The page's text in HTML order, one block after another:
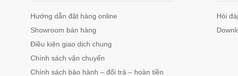
Hướng dẫn đặt hàng online
Showroom bán hàng
Điều kiện giao dịch chung
Chính sách vận chuyển
Chính sách bảo hành – đổi trả – hoàn tiền
Hỏi